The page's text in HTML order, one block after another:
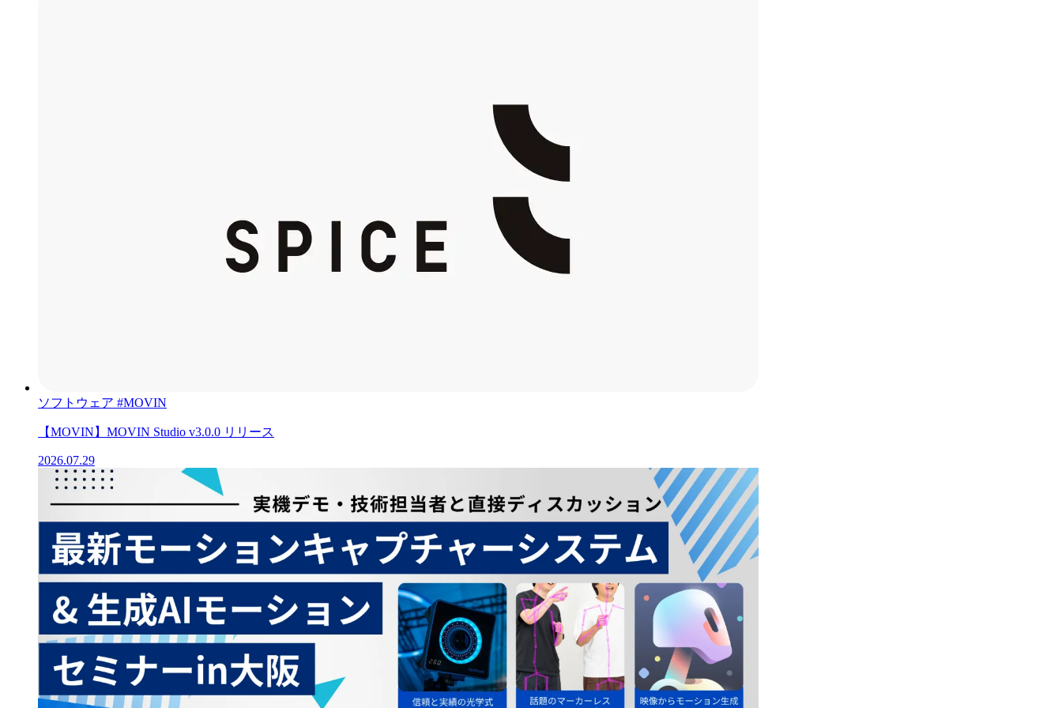
ソフトウェア #MOVIN
【MOVIN】MOVIN Studio v3.0.0 リリース
2026.07.29